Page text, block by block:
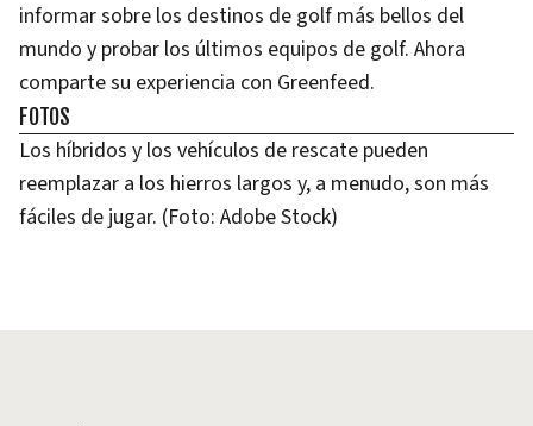
informar sobre los destinos de golf más bellos del
mundo y probar los últimos equipos de golf. Ahora
comparte su experiencia con Greenfeed.
FOTOS
Los híbridos y los vehículos de rescate pueden
reemplazar a los hierros largos y, a menudo, son más
fáciles de jugar. (Foto: Adobe Stock)